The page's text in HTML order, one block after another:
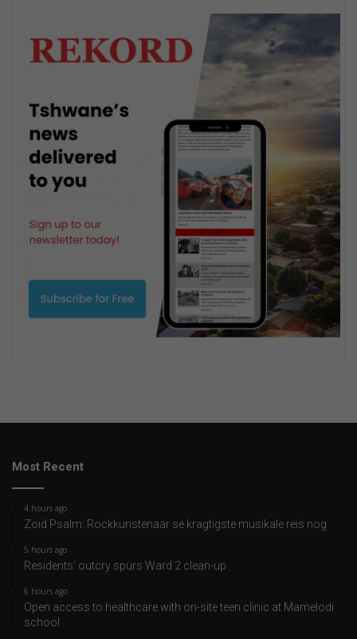
Most Recent
4 hours ago
Zoid Psalm: Rockkunstenaar se kragtigste musikale reis nog
5 hours ago
Residents’ outcry spurs Ward 2 clean-up
6 hours ago
Open access to healthcare with on-site teen clinic at Mamelodi
school